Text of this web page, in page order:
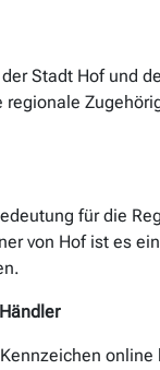
Stadt Hof und
für die
von Hof ist es